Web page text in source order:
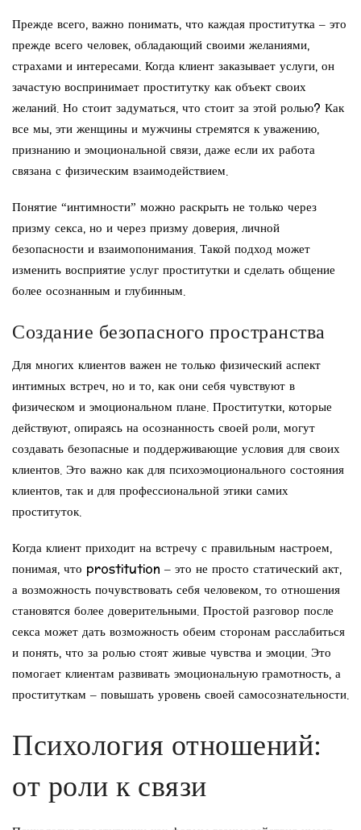
Прежде всего, важно понимать, что каждая проститутка – это
прежде всего человек, обладающий своими желаниями,
страхами и интересами. Когда клиент заказывает услуги, он
зачастую воспринимает проститутку как объект своих
желаний. Но стоит задуматься, что стоит за этой ролью? Как
все мы, эти женщины и мужчины стремятся к уважению,
признанию и эмоциональной связи, даже если их работа
связана с физическим взаимодействием.
Понятие “интимности” можно раскрыть не только через
призму секса, но и через призму доверия, личной
безопасности и взаимопонимания. Такой подход может
изменить восприятие услуг проститутки и сделать общение
более осознанным и глубинным.
Создание безопасного пространства
Для многих клиентов важен не только физический аспект
интимных встреч, но и то, как они себя чувствуют в
физическом и эмоциональном плане. Проститутки, которые
действуют, опираясь на осознанность своей роли, могут
создавать безопасные и поддерживающие условия для своих
клиентов. Это важно как для психоэмоционального состояния
клиентов, так и для профессиональной этики самих
проституток.
Когда клиент приходит на встречу с правильным настроем,
понимая, что prostitution – это не просто статический акт,
а возможность почувствовать себя человеком, то отношения
становятся более доверительными. Простой разговор после
секса может дать возможность обеим сторонам расслабиться
и понять, что за ролью стоят живые чувства и эмоции. Это
помогает клиентам развивать эмоциональную грамотность, а
проституткам – повышать уровень своей самосознательности.
Психология отношений:
от роли к связи